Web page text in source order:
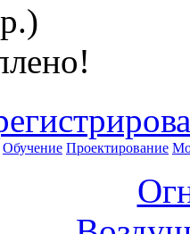
Обучение Проектирование